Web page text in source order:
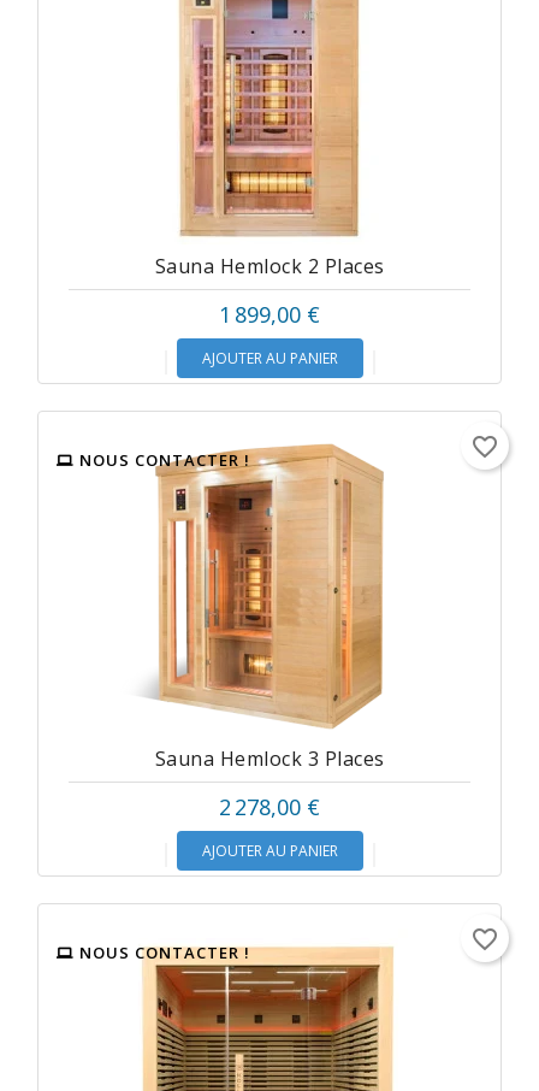
Sauna Hemlock 2 Places
1 899,00 €
AJOUTER AU PANIER
NOUS CONTACTER !
Sauna Hemlock 3 Places
2 278,00 €
AJOUTER AU PANIER
favorite_border
NOUS CONTACTER ! favorite_border